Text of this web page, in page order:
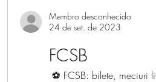
Membro desconhecido
24 de set. de 2023
FCSB